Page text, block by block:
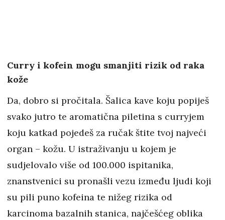
Curry i kofein mogu smanjiti rizik od raka
kože
Da, dobro si pročitala. Šalica kave koju popiješ
svako jutro te aromatična piletina s curryjem
koju katkad pojedeš za ručak štite tvoj najveći
organ – kožu. U istraživanju u kojem je
sudjelovalo više od 100.000 ispitanika,
znanstvenici su pronašli vezu između ljudi koji
su pili puno kofeina te nižeg rizika od
karcinoma bazalnih stanica, najčešćeg oblika